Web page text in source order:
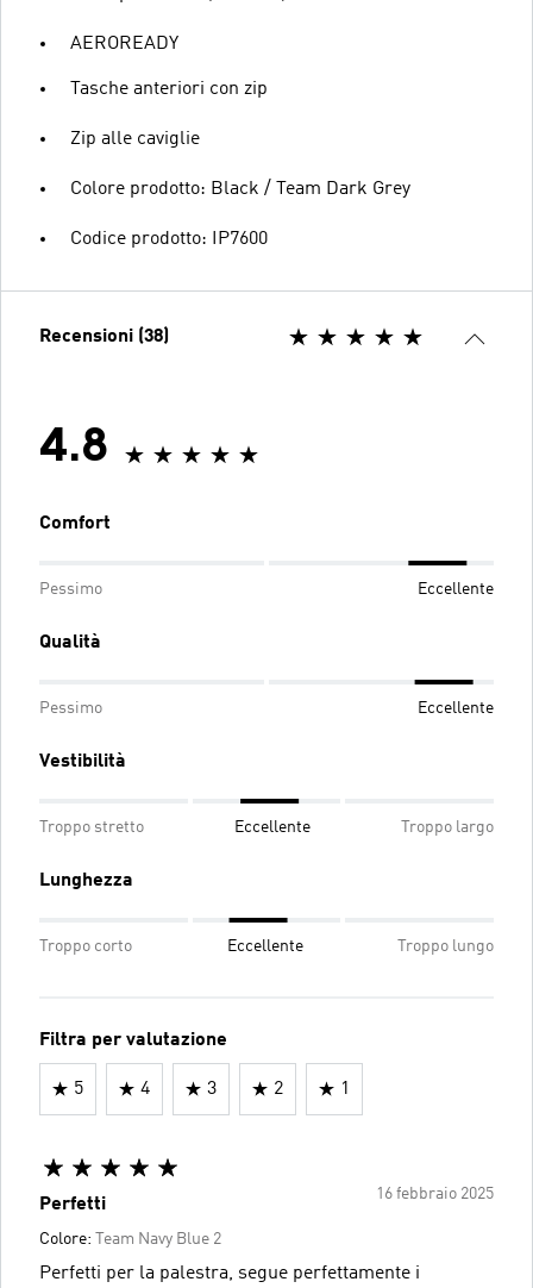
AEROREADY
Tasche anteriori con zip
Zip alle caviglie
Colore prodotto: Black / Team Dark Grey
Codice prodotto: IP7600
Recensioni (38)
4.8
Comfort
Pessimo Eccellente
Qualità
Pessimo Eccellente
Vestibilità
Troppo stretto Eccellente Troppo largo
Lunghezza
Troppo corto Eccellente Troppo lungo
Filtra per valutazione
5 4 3 2 1
16 febbraio 2025
Perfetti
Colore: Team Navy Blue 2
Perfetti per la palestra, segue perfettamente i